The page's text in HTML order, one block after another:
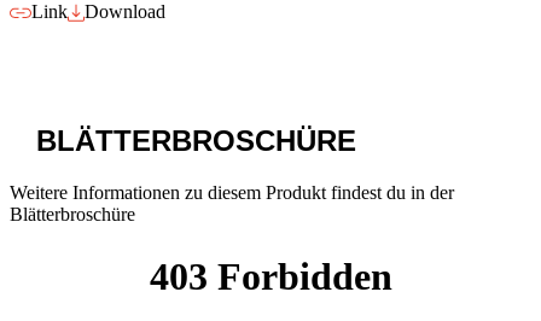
Link Download
BLÄTTERBROSCHÜRE
Weitere Informationen zu diesem Produkt findest du in der
Blätterbroschüre